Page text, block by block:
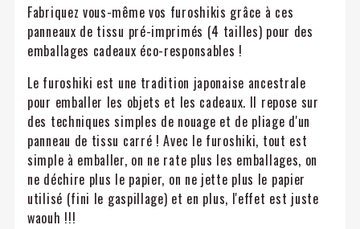
Fabriquez vous-même vos furoshikis grâce à ces
panneaux de tissu pré-imprimés (4 tailles) pour des
emballages cadeaux éco-responsables !
Le furoshiki est une tradition japonaise ancestrale
pour emballer les objets et les cadeaux. Il repose sur
des techniques simples de nouage et de pliage d'un
panneau de tissu carré ! Avec le furoshiki, tout est
simple à emballer, on ne rate plus les emballages, on
ne déchire plus le papier, on ne jette plus le papier
utilisé (fini le gaspillage) et en plus, l'effet est juste
waouh !!!